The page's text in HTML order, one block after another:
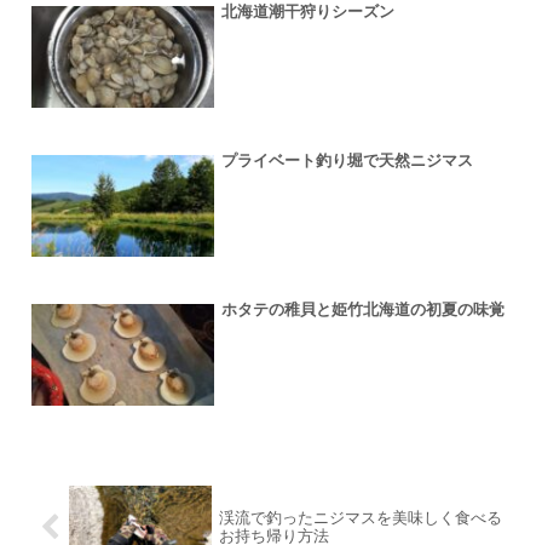
北海道潮干狩りシーズン
プライベート釣り堀で天然ニジマス
ホタテの稚貝と姫竹北海道の初夏の味覚
渓流で釣ったニジマスを美味しく食べる
お持ち帰り方法